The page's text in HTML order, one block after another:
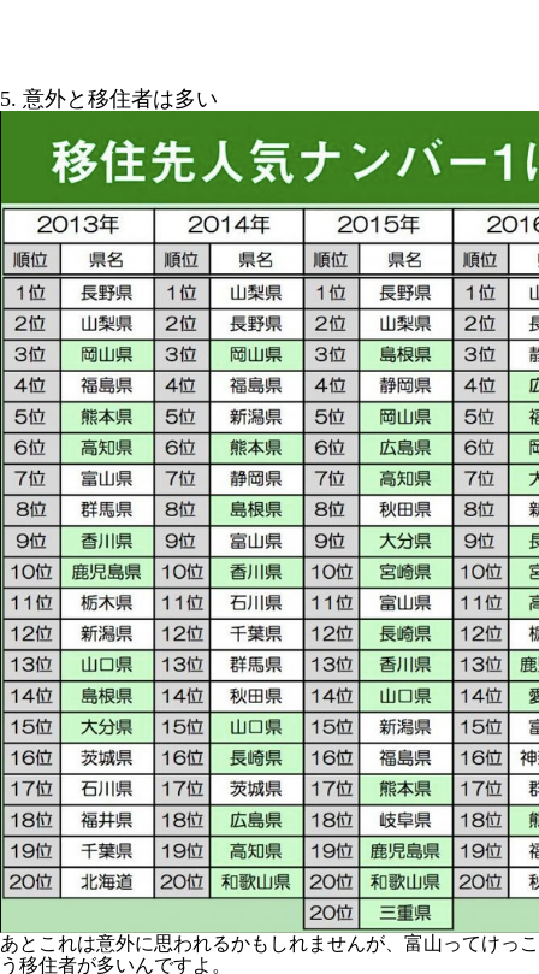
5. 意外と移住者は多い
あとこれは意外に思われるかもしれませんが、富山ってけっこ
う移住者が多いんですよ。